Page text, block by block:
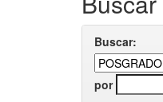
Buscar:
por